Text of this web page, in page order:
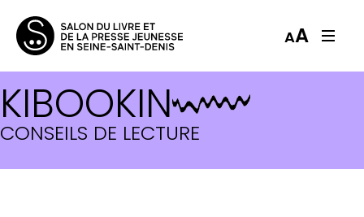
AA
KIBOOKIN
CONSEILS DE LECTURE